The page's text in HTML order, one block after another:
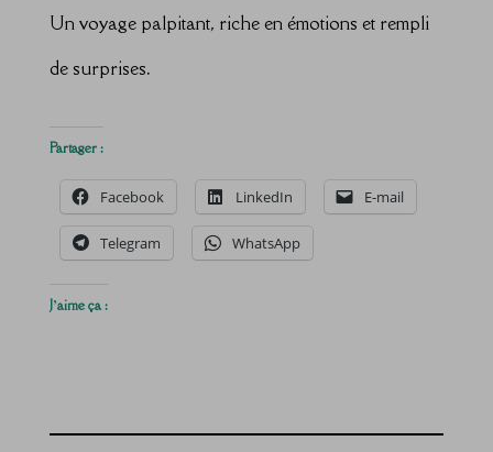
Un voyage palpitant, riche en émotions et rempli
de surprises.
Partager :
Facebook LinkedIn E-mail
Telegram WhatsApp
J’aime ça :